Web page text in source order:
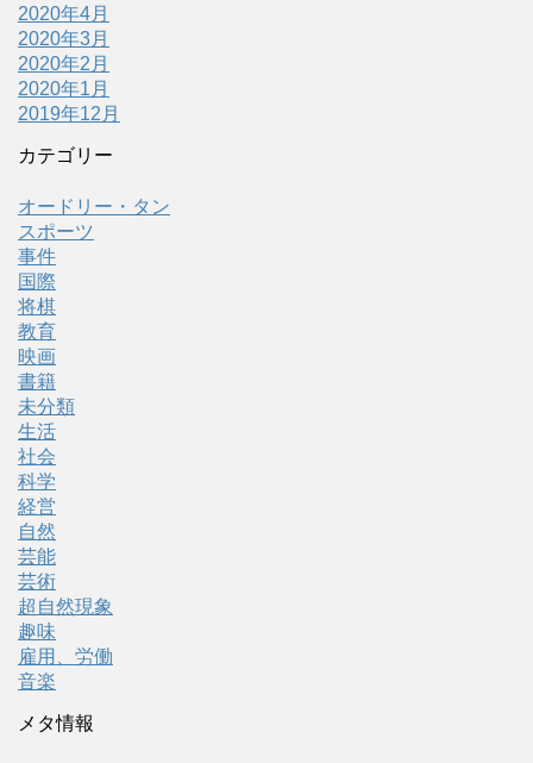
2020年4月
2020年3月
2020年2月
2020年1月
2019年12月
カテゴリー
オードリー・タン
スポーツ
事件
国際
将棋
教育
映画
書籍
未分類
生活
社会
科学
経営
自然
芸能
芸術
超自然現象
趣味
雇用、労働
音楽
メタ情報